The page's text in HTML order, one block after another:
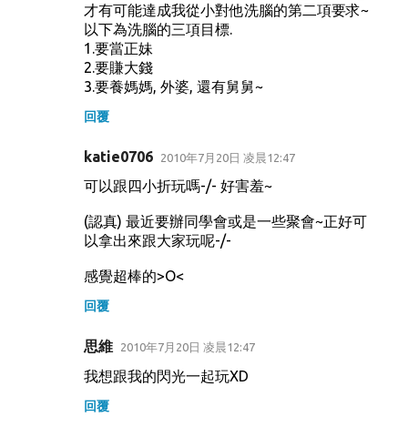
才有可能達成我從小對他洗腦的第二項要求~
以下為洗腦的三項目標.
1.要當正妹
2.要賺大錢
3.要養媽媽, 外婆, 還有舅舅~
回覆
katie0706 2010年7月20日 凌晨12:47
可以跟四小折玩嗎-/- 好害羞~
(認真) 最近要辦同學會或是一些聚會~正好可
以拿出來跟大家玩呢-/-
感覺超棒的>O<
回覆
思維 2010年7月20日 凌晨12:47
我想跟我的閃光一起玩XD
回覆